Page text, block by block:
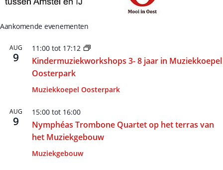
Aankomende evenementen
AUG
9
11:00 tot 17:12
Kindermuziekworkshops 3- 8 jaar in Muziekkoepel
Oosterpark
Muziekkoepel Oosterpark
AUG
9
15:00 tot 16:00
Nymphéas Trombone Quartet op het terras van
het Muziekgebouw
Muziekgebouw